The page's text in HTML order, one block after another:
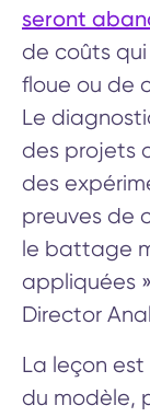
seront
de coûts
floue ou de
Le
des projets
des
preuves de
le battage
appliquées
Director
La leçon
du modèle,